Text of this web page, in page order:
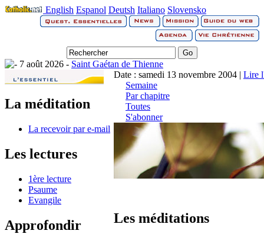
English Espanol Deutsh Italiano Slovensko
7 août 2026 - Saint Gaétan de Thienne
La méditation
La recevoir par e-mail
Les lectures
1ère lecture
Psaume
Evangile
Approfondir
Date : samedi 13 novembre 2004 | Lire
Semaine
Par chapitre
Toutes
S'abonner
Les méditations